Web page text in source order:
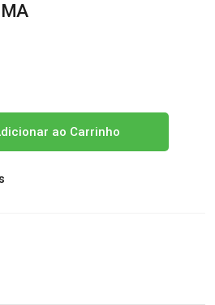
ao Carrinho